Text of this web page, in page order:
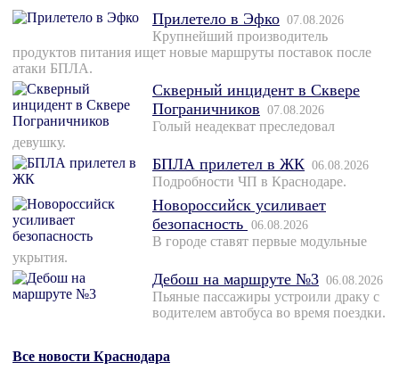
Прилетело в Эфко 07.08.2026
Крупнейший производитель
продуктов питания ищет новые маршруты поставок после
атаки БПЛА.
Скверный инцидент в Сквере
Пограничников 07.08.2026
Голый неадекват преследовал
девушку.
БПЛА прилетел в ЖК 06.08.2026
Подробности ЧП в Краснодаре.
Новороссийск усиливает
безопасность 06.08.2026
В городе ставят первые модульные
укрытия.
Дебош на маршруте №3 06.08.2026
Пьяные пассажиры устроили драку с
водителем автобуса во время поездки.
Все новости Краснодара